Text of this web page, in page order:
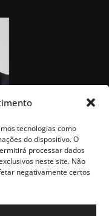
tecnologias como
do dispositivo. O
processar dados
neste site. Não
negativamente certos